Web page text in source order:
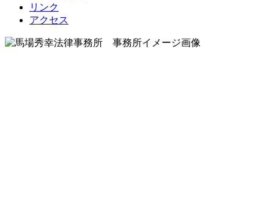
リンク
アクセス